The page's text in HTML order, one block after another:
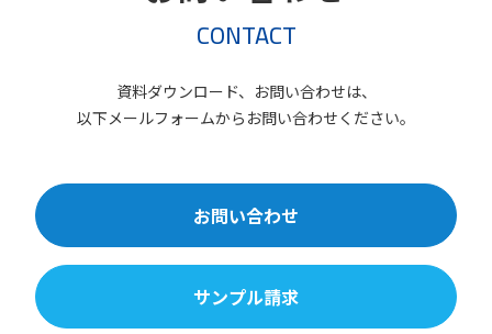
CONTACT
資料ダウンロード、お問い合わせは、
以下メールフォームからお問い合わせください。
お問い合わせ
サンプル請求